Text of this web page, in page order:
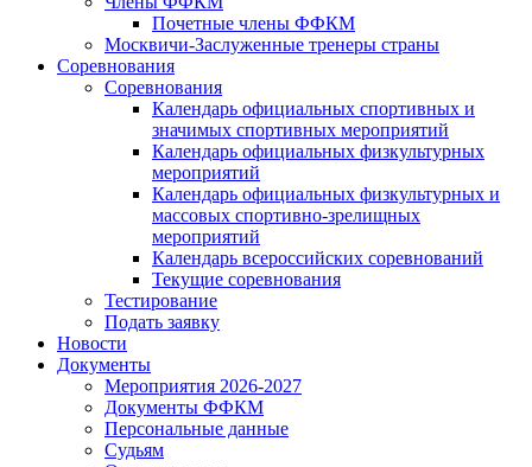
Почетные члены ФФКМ
Москвичи-Заслуженные тренеры страны
Соревнования
Соревнования
Календарь официальных спортивных и
значимых спортивных мероприятий
Календарь официальных физкультурных
мероприятий
Календарь официальных физкультурных и
массовых спортивно-зрелищных
мероприятий
Календарь всероссийских соревнований
Текущие соревнования
Тестирование
Подать заявку
Новости
Документы
Мероприятия 2026-2027
Документы ФФКМ
Персональные данные
Судьям